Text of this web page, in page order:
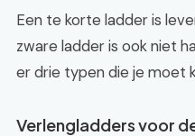
Een te korte ladder is
zware ladder is ook niet
er drie typen die je moet
Verlengladders voor